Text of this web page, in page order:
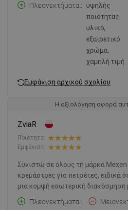
Πλεονεκτήματα:
υψηλής
ποιότητας
υλικό,
εξαιρετικό
χρώμα,
χαμηλή τιμή
Εμφάνιση αρχικού σχολίου
Η αξιολόγηση αφορά
ZviaR
Ποιότητα:
Εμφάνιση:
Συνιστώ σε όλους τη μάρκα Mexen
κρεμάστρες για πετσέτες, ειδικά
μια κομψή εσωτερική διακόσμηση
Πλεονεκτήματα:
-